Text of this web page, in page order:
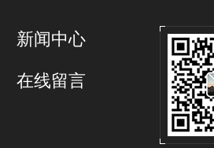
新闻中心
在线留言